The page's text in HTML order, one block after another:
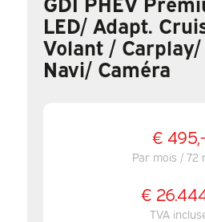
LED/ Adapt.
Volant /
Navi/ Caméra
€
Par mois / 72
€
TVA